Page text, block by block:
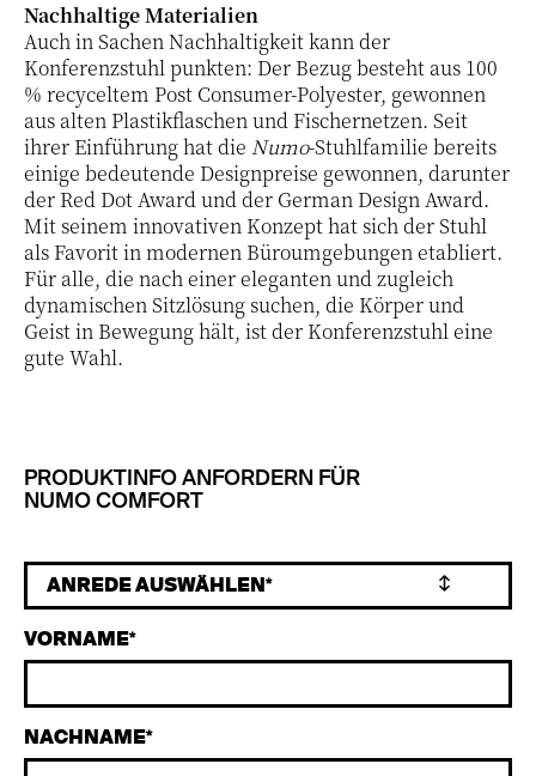
Nachhaltige Materialien
Auch in Sachen Nachhaltigkeit kann der
Konferenzstuhl punkten: Der Bezug besteht aus 100
% recyceltem Post Consumer-Polyester, gewonnen
aus alten Plastikflaschen und Fischernetzen. Seit
ihrer Einführung hat die Numo-Stuhlfamilie bereits
einige bedeutende Designpreise gewonnen, darunter
der Red Dot Award und der German Design Award.
Mit seinem innovativen Konzept hat sich der Stuhl
als Favorit in modernen Büroumgebungen etabliert.
Für alle, die nach einer eleganten und zugleich
dynamischen Sitzlösung suchen, die Körper und
Geist in Bewegung hält, ist der Konferenzstuhl eine
gute Wahl.
PRODUKTINFO ANFORDERN FÜR
NUMO COMFORT
VORNAME
NACHNAME